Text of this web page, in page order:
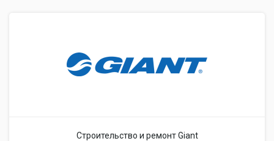
Строительство и ремонт Giant